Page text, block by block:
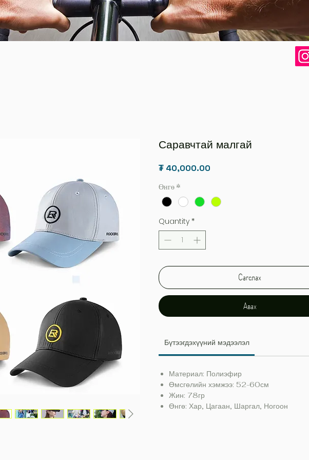
Саравчтай малгай
₮ 40,000.00
Өнгө*
Quantity *
Сагслах
Авах
Бүтээгдэхүүний мэдээлэл
Материал: Полиэфир
Өмсгөлийн хэмжээ: 52-60см
Жин: 78гр
Өнгө: Хар, Цагаан, Шаргал, Ногоон